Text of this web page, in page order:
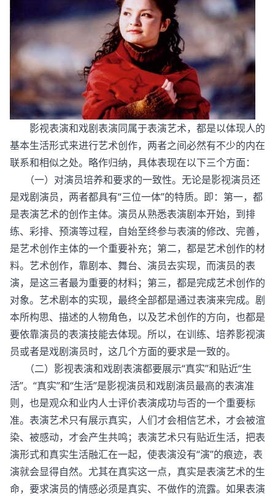
影视表演和戏剧表演同属于表演艺术，都是以体现人的
基本生活形式来进行艺术创作，两者之间必然有不少的内在
联系和相似之处。略作归纳，具体表现在以下三个方面：
（一）对演员培养和要求的一致性。无论是影视演员还
是戏剧演员，两者都具有“三位一体”的特质。即：第一，都
是表演艺术的创作主体。演员从熟悉表演剧本开始，到排
练、彩排、预演等过程，自始至终参与表演的修改、完善，
是艺术创作主体的一个重要补充；第二，都是艺术创作的材
料。艺术创作，靠剧本、舞台、演员去实现，而演员的表
演，是这三者最为重要的材料；第三，都是完成艺术创作的
对象。艺术剧本的实现，最终全部都是通过表演来完成。剧
本所构思、描述的人物角色，以及艺术创作的方向，也都是
要依靠演员的表演技能去体现。所以，在训练、培养影视演
员或者是戏剧演员时，这几个方面的要求是一致的。
（二）影视表演和戏剧表演都要展示“真实”和贴近“生
活”。“真实”和“生活”是影视演员和戏剧演员最高的表演准
则，也是观众和业内人士评价表演成功与否的一个重要标
准。表演艺术只有展示真实，人们才会相信艺术，才会被渲
染、被感动，才会产生共鸣；表演艺术只有贴近生活，把表
演形式和真实生活融汇在一起，使表演没有“演”的痕迹，表
演就会显得自然。尤其在真实这一点，真实是表演艺术的生
命，要求演员的情感必须是真实、不做作的流露。如果表演